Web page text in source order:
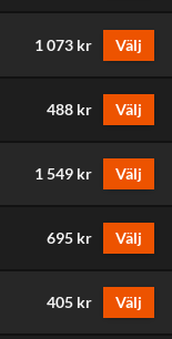
1 073 kr Välj
488 kr Välj
1 549 kr Välj
695 kr Välj
405 kr Välj